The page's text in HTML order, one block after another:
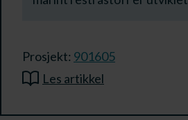
Prosjekt: 901605
Les artikkel